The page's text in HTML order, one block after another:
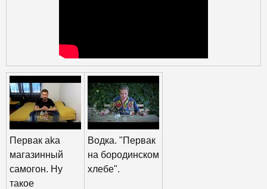
Первак aka
магазинный
самогон. Ну
такое
Водка. "Первак
на бородинском
хлебе".